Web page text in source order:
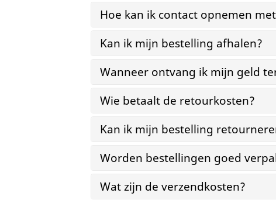
Hoe kan ik contact opnemen
Kan ik mijn bestelling afhalen?
Wanneer ontvang ik mijn geld
Wie betaalt de retourkosten?
Kan ik mijn bestelling
Worden bestellingen goed
Wat zijn de verzendkosten?